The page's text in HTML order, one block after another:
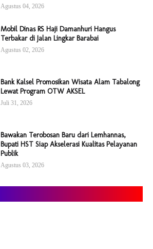
Agustus 04, 2026
Mobil Dinas RS Haji Damanhuri Hangus
Terbakar di Jalan Lingkar Barabai
Agustus 02, 2026
Bank Kalsel Promosikan Wisata Alam Tabalong
Lewat Program OTW AKSEL
Juli 31, 2026
Bawakan Terobosan Baru dari Lemhannas,
Bupati HST Siap Akselerasi Kualitas Pelayanan
Publik
Agustus 03, 2026